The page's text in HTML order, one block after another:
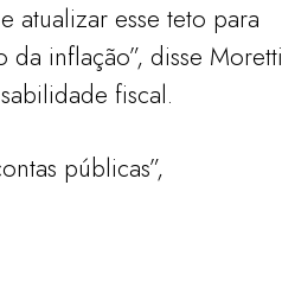
atualizar esse teto para
inflação”, disse Moretti
fiscal.
públicas”,